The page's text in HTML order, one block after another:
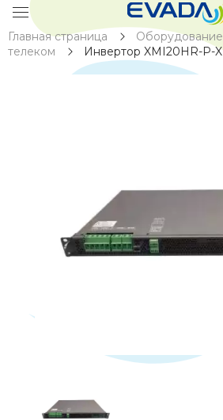
Главная страница Оборудование
телеком
Инвертор XMI20HR-P-X